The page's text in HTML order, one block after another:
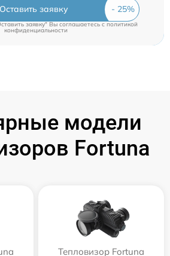
Оставить заявку
заявку" Вы соглашаетесь c политикой
конфиденциальности
модели
Fortuna
Тепловизор Fortuna